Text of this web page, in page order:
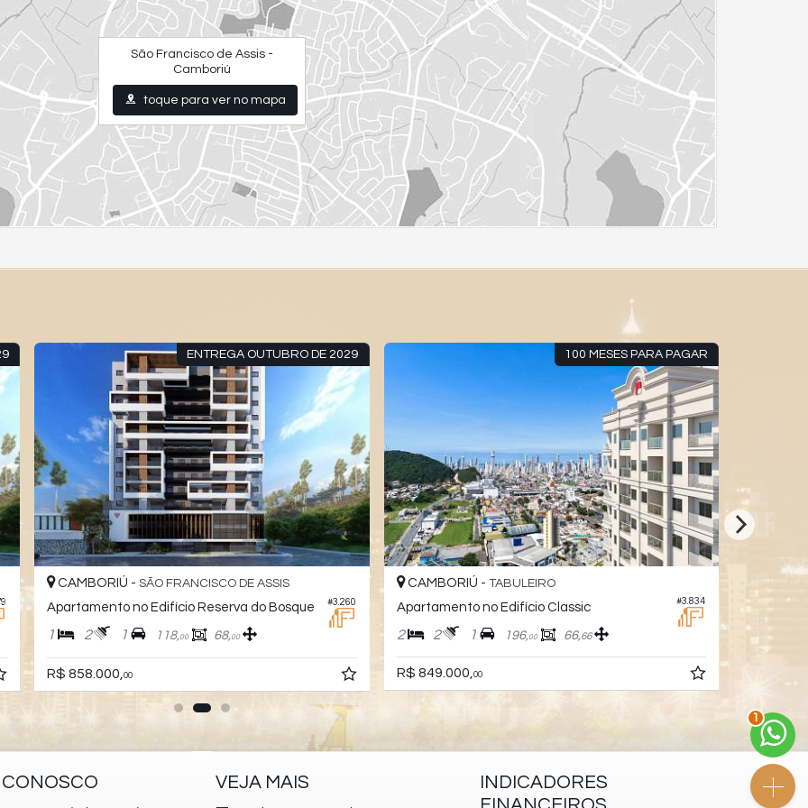
São Francisco de Assis -
Camboriú
toque para ver no mapa
ENTREGA OUTUBRO DE 2029
#3.260
CAMBORIÚ -SÃO FRANCISCO DE ASSIS
Apartamento no Edifício Reserva do Bosque
1 2 1 118,00 68,00
R$ 858.000,00
100 MESES PARA PAGAR
#3.834
CAMBORIÚ - TABULEIRO
Apartamento no Edifício Classic
2 2 1 196,00 66,66
R$ 849.000, 00
2
CONOSCO VEJA MAIS
INDICADORES
2